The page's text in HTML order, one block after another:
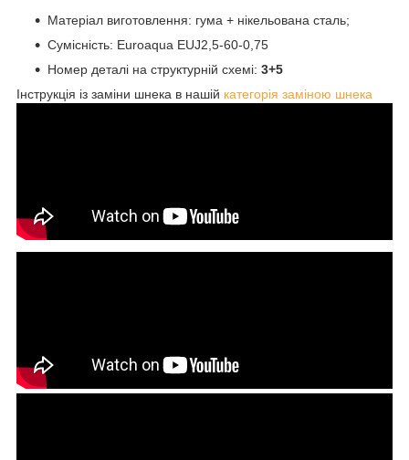
Матеріал виготовлення: гума + нікельована сталь;
Сумісність: Euroaqua EUJ2,5-60-0,75
Номер деталі на структурній схемі: 3+5
Інструкція із заміни шнека в нашій категорія заміною шнека